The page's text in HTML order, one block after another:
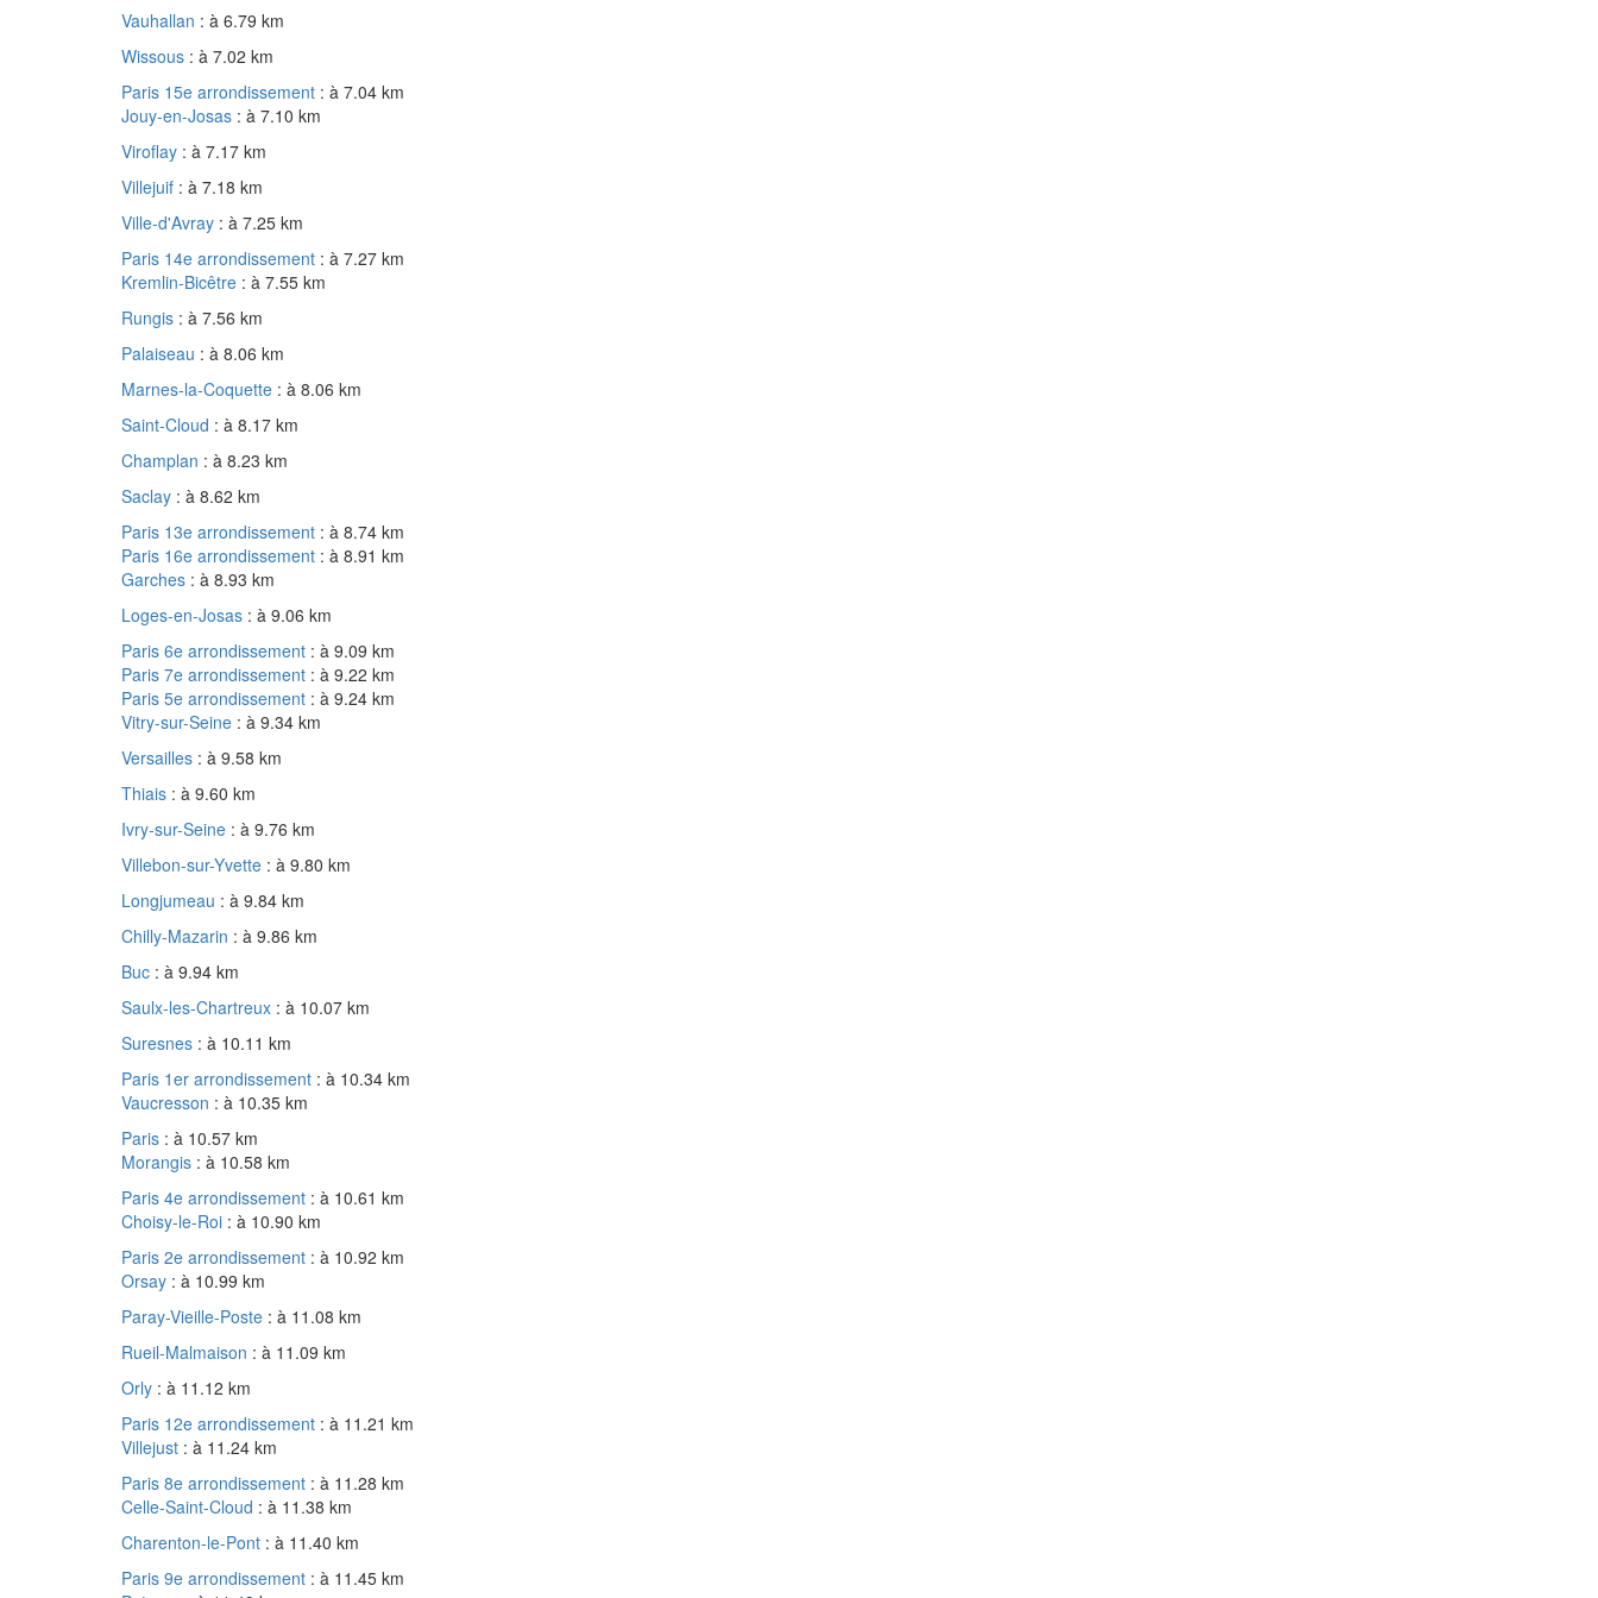
Vauhallan : à 6.79 km
Wissous : à 7.02 km
Paris 15e arrondissement : à 7.04 km
Jouy-en-Josas : à 7.10 km
Viroflay : à 7.17 km
Villejuif : à 7.18 km
Ville-d'Avray : à 7.25 km
Paris 14e arrondissement : à 7.27 km
Kremlin-Bicêtre : à 7.55 km
Rungis : à 7.56 km
Palaiseau : à 8.06 km
Marnes-la-Coquette : à 8.06 km
Saint-Cloud : à 8.17 km
Champlan : à 8.23 km
Saclay : à 8.62 km
Paris 13e arrondissement : à 8.74 km
Paris 16e arrondissement : à 8.91 km
Garches : à 8.93 km
Loges-en-Josas : à 9.06 km
Paris 6e arrondissement : à 9.09 km
Paris 7e arrondissement : à 9.22 km
Paris 5e arrondissement : à 9.24 km
Vitry-sur-Seine : à 9.34 km
Versailles : à 9.58 km
Thiais : à 9.60 km
Ivry-sur-Seine : à 9.76 km
Villebon-sur-Yvette : à 9.80 km
Longjumeau : à 9.84 km
Chilly-Mazarin : à 9.86 km
Buc : à 9.94 km
Saulx-les-Chartreux : à 10.07 km
Suresnes : à 10.11 km
Paris 1er arrondissement : à 10.34 km
Vaucresson : à 10.35 km
Paris : à 10.57 km
Morangis : à 10.58 km
Paris 4e arrondissement : à 10.61 km
Choisy-le-Roi : à 10.90 km
Paris 2e arrondissement : à 10.92 km
Orsay : à 10.99 km
Paray-Vieille-Poste : à 11.08 km
Rueil-Malmaison : à 11.09 km
Orly : à 11.12 km
Paris 12e arrondissement : à 11.21 km
Villejust : à 11.24 km
Paris 8e arrondissement : à 11.28 km
Celle-Saint-Cloud : à 11.38 km
Charenton-le-Pont : à 11.40 km
Paris 9e arrondissement : à 11.45 km